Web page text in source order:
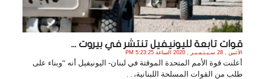
قوات تابعة لليونيفيل تنتشر في بيروت ...
الأثنين , 28 سـبـتـمـبـر , 2020 الساعة 5:23:25 PM
أعلنت قوة الأمم المتحدة الموقتة في لبنان- اليونيفيل أنه “وبناء على
طلب من القوات المسلحة اللبنانية، . .